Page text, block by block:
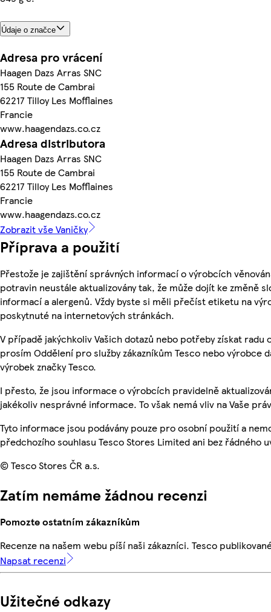
Údaje o značce
Adresa pro vrácení
Haagen Dazs Arras SNC
155 Route de Cambrai
62217 Tilloy Les Mofflaines
Francie
www.haagendazs.co.cz
Adresa distributora
Haagen Dazs Arras SNC
155 Route de Cambrai
62217 Tilloy Les Mofflaines
Francie
www.haagendazs.co.cz
Zobrazit vše Vaničky
Příprava a použití
Přestože je zajištění správných informací o výrobcích
potravin neustále aktualizovány tak, že může dojít ke změně
informací a alergenů. Vždy byste si měli přečíst etiketu na
poskytnuté na internetových stránkách.
V případě jakýchkoliv Vašich dotazů nebo potřeby získat radu
prosím Oddělení pro služby zákazníkům Tesco nebo výrobce
výrobek značky Tesco.
I přesto, že jsou informace o výrobcích pravidelně
jakékoliv nesprávné informace. To však nemá vliv na Vaše
Tyto informace jsou podávány pouze pro osobní použití a
předchozího souhlasu Tesco Stores Limited ani bez řádného
© Tesco Stores ČR a.s.
Zatím nemáme žádnou recenzi
Pomozte ostatním zákazníkům
Recenze na našem webu píší naši zákazníci. Tesco
Napsat recenzi
Užitečné odkazy